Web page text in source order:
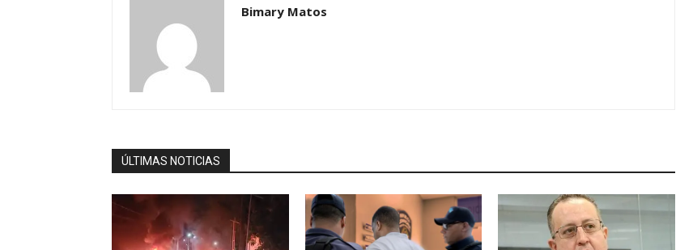
Bimary Matos
ÚLTIMAS NOTICIAS